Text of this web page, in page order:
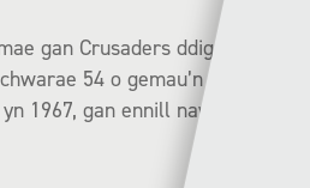
gan Crusaders ddigonedd o
54 o gemau’n Ewrop ers
1967, gan ennill naw o rheiny